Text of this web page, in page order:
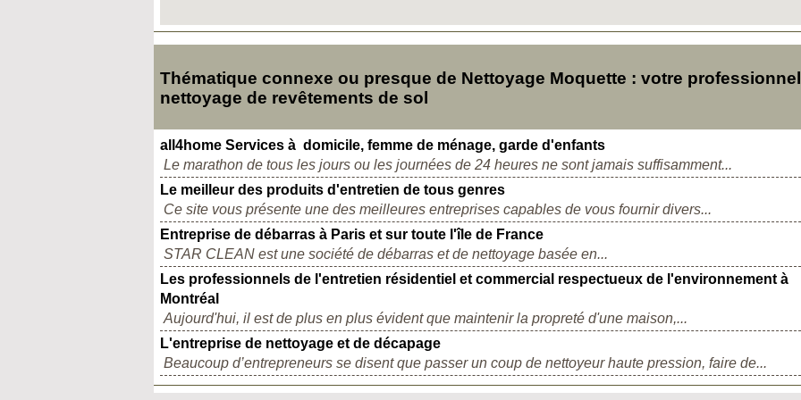
Thématique connexe ou presque de Nettoyage Moquette : votre
nettoyage de revêtements de sol
all4home Services à domicile, femme de ménage, garde d'enfants
Le marathon de tous les jours ou les journées de 24 heures ne sont jamais suffisamment...
Le meilleur des produits d'entretien de tous genres
Ce site vous présente une des meilleures entreprises capables de vous fournir divers...
Entreprise de débarras à Paris et sur toute l'île de France
STAR CLEAN est une société de débarras et de nettoyage basée en...
Les professionnels de l'entretien résidentiel et commercial respectueux de l'environnement à
Montréal
Aujourd'hui, il est de plus en plus évident que maintenir la propreté d'une maison,...
L'entreprise de nettoyage et de décapage
Beaucoup d’entrepreneurs se disent que passer un coup de nettoyeur haute pression, faire de...